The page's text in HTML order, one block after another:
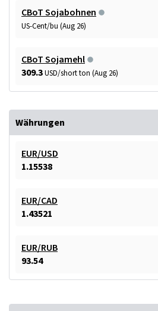
CBoT Sojabohnen
US-Cent/bu (Aug 26)
CBoT Sojamehl
309.3USD/short ton (Aug 26)
Währungen
EUR/USD
1.15538
EUR/CAD
1.43521
EUR/RUB
93.54